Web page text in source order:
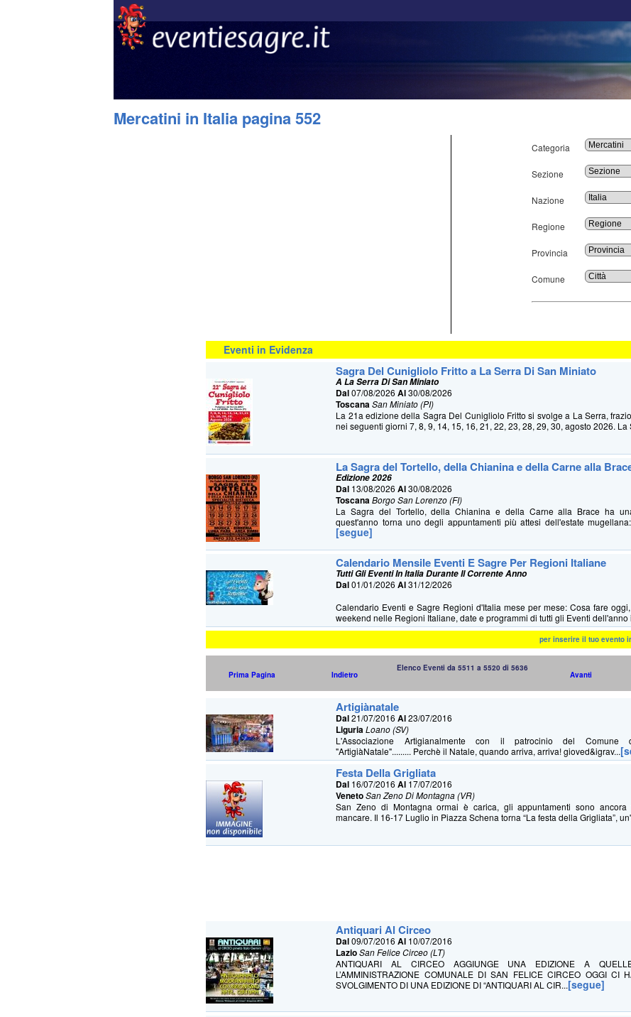
Mercatini in Italia pagina 552
Categoria
Sezione
Nazione
Regione
Provincia
Comune
Eventi in Evidenza
Sagra Del Cunigliolo Fritto a La Serra Di San Miniato
A La Serra Di San Miniato
Dal07/08/2026Al30/08/2026
ToscanaSan Miniato (PI)
La 21a edizione della Sagra Del Cunigliolo Fritto si svolge a La Serra,
nei seguenti giorni 7, 8, 9, 14, 15, 16, 21, 22, 23, 28, 29, 30, agosto 2026. La
La Sagra del Tortello, della Chianina e della Carne alla
Edizione 2026
Dal 13/08/2026Al30/08/2026
ToscanaBorgo San Lorenzo (FI)
La Sagra del Tortello, della Chianina e della Carne alla Brace ha
quest'anno torna uno degli appuntamenti più attesi dell'estate
[segue]
Calendario Mensile Eventi E Sagre Per Regioni Italiane
Tutti Gli Eventi In Italia Durante Il Corrente Anno
Dal01/01/2026Al31/12/2026
Calendario Eventi e Sagre Regioni d'Italia mese per mese: Cosa fare
weekend nelle Regioni Italiane, date e programmi di tutti gli Eventi dell'anno
per inserire il tuo evento
Prima Pagina Indietro
Elenco Eventi da 5511 a 5520 di 5636
Avanti
Artigiànatale
Dal21/07/2016Al23/07/2016
LiguriaLoano (SV)
L'Associazione Artigianalmente con il patrocinio del Comune
"ArtigiàNatale"......... Perchè il Natale, quando arriva, arriva! gioved&igrav...
Festa Della Grigliata
Dal 16/07/2016Al 17/07/2016
VenetoSan Zeno Di Montagna (VR)
San Zeno di Montagna ormai è carica, gli appuntamenti sono
mancare. Il 16-17 Luglio in Piazza Schena torna “La festa della Grigliata”,
Antiquari Al Circeo
Dal09/07/2016Al 10/07/2016
LazioSan Felice Circeo (LT)
ANTIQUARI AL CIRCEO AGGIUNGE UNA EDIZIONE A
L’AMMINISTRAZIONE COMUNALE DI SAN FELICE CIRCEO OGGI CI
SVOLGIMENTO DI UNA EDIZIONE DI “ANTIQUARI AL CIR...[segue]